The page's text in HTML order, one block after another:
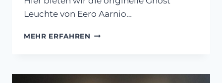
Leuchte von Eero Aarnio…
MEHR ERFAHREN GHOST
AARNIO